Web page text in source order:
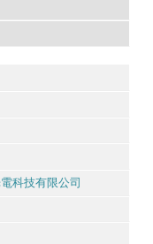
科技有限公司